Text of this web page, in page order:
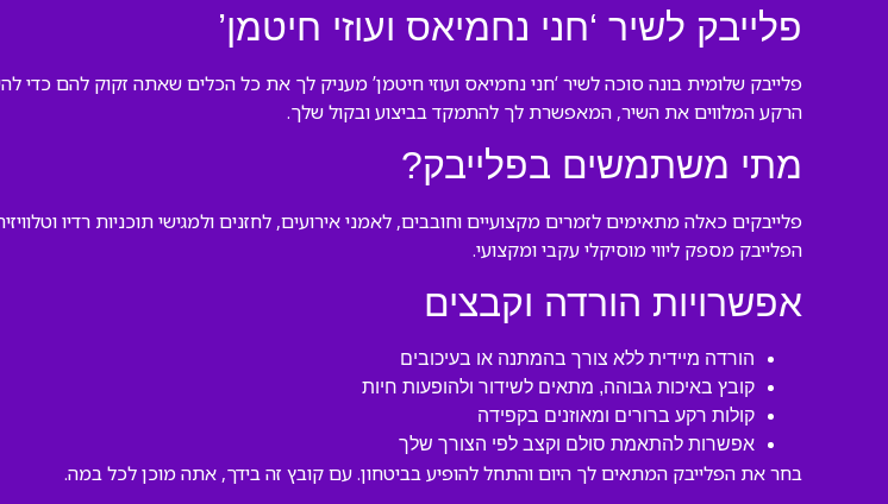
פלייבק לשיר ‘חני נחמיאס ועוזי חיטמן’
פלייבק שלומית בונה סוכה לשיר ‘חני נחמיאס ועוזי חיטמן’ מעניק לך את כל הכלים שאתה זקוק להם כדי
הרקע המלווים את השיר, המאפשרת לך להתמקד בביצוע ובקול שלך.
מתי משתמשים בפלייבק?
פלייבקים כאלה מתאימים לזמרים מקצועיים וחובבים, לאמני אירועים, לחזנים ולמגישי תוכניות רדיו
הפלייבק מספק ליווי מוסיקלי עקבי ומקצועי.
אפשרויות הורדה וקבצים
הורדה מיידית ללא צורך בהמתנה או בעיכובים
קובץ באיכות גבוהה, מתאים לשידור ולהופעות חיות
קולות רקע ברורים ומאוזנים בקפידה
אפשרות להתאמת סולם וקצב לפי הצורך שלך
בחר את הפלייבק המתאים לך היום והתחל להופיע בביטחון. עם קובץ זה בידך, אתה מוכן לכל במה.